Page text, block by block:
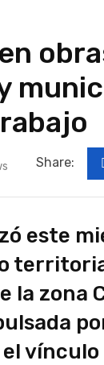
Share:
este
la zona